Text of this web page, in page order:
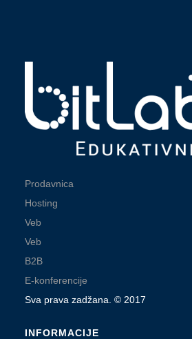
Prodavnica
Hosting
Veb
Veb
B2B
E-konferencije
Sva prava zadžana. © 2017
INFORMACIJE